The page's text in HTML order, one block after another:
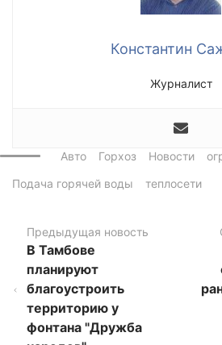
Константин
Журналист
Авто Горхоз Новости
Подача горячей воды
теплосети
Предыдущая новость
В Тамбове
планируют
благоустроить
территорию у
фонтана "Дружба